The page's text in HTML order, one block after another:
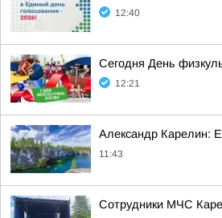
12:40
Сегодня День
12:21
Александр Карелин:
11:43
Сотрудники МЧС